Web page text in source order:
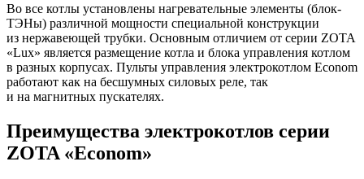
Во все котлы установлены нагревательные элементы (блок-
ТЭНы) различной мощности специальной конструкции
из нержавеющей трубки. Основным отличием от серии ZOTA
«Lux» является размещение котла и блока управления котлом
в разных корпусах. Пульты управления электрокотлом Econom
работают как на бесшумных силовых реле, так
и на магнитных пускателях.
Преимущества электрокотлов серии
ZOTA «Econom»